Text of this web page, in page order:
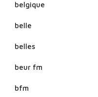
belgique
belle
belles
beur fm
bfm